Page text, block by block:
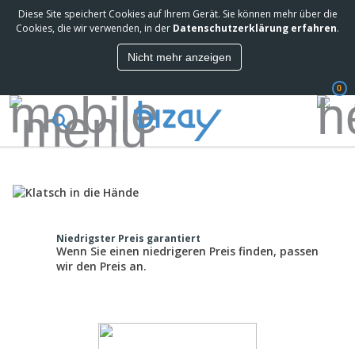
Diese Site speichert Cookies auf Ihrem Gerät. Sie können mehr über die
Cookies, die wir verwenden, in der Datenschutzerklärung erfahren.
Nicht mehr anzeigen
0
Niedrigster Preis garantiert
Wenn Sie einen niedrigeren Preis finden, passen
wir den Preis an.